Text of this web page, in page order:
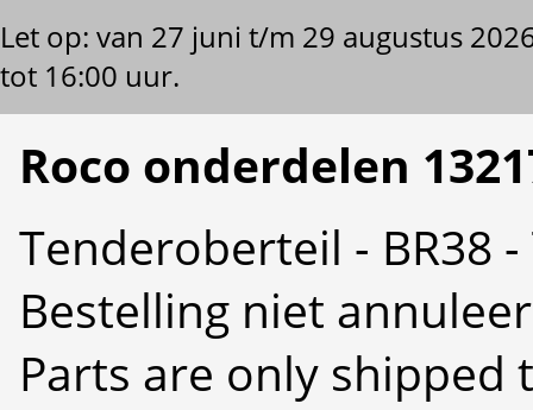
Let op: van 27 juni t/m 29 augustus
tot 16:00 uur.
Roco onderdelen
Tenderoberteil - BR38 -
Bestelling niet
Parts are only shipped